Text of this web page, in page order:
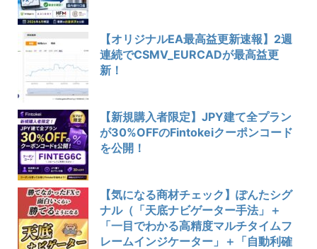
【オリジナルEA最高益更新速報】2週
連続でCSMV_EURCADが最高益更
新！
【新規購入者限定】JPY建て全プラン
が30%OFFのFintokeiクーポンコード
を公開！
【気になる商材チェック】ぽんたシグ
ナル（「天底ナビゲーター手法」＋
「一目でわかる高精度マルチタイムフ
レームインジケーター」＋「自動利確